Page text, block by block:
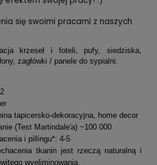
się swoimi pracami z naszych
krzeseł i foteli, pufy, siedziska,
zagłówki / panele do sypialni.
tapicersko-dekoracyjna, home decor
(Test Martindale'a) ~100 000
i pillingu*: 4-5
tkanin jest rzeczą naturalną i
wyeliminowania.